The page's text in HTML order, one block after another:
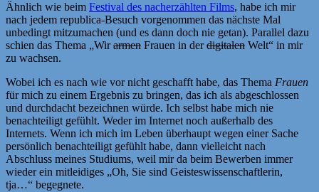
Ähnlich wie beim Festival des nacherzählten Films, habe ich mir
nach jedem republica-Besuch vorgenommen das nächste Mal
unbedingt mitzumachen (und es dann doch nie getan). Parallel dazu
schien das Thema „Wirarmen Frauen in derdigitalen Welt“ in mir
zu wachsen.
Wobei ich es nach wie vor nicht geschafft habe, das Thema Frauen
für mich zu einem Ergebnis zu bringen, das ich als abgeschlossen
und durchdacht bezeichnen würde. Ich selbst habe mich nie
benachteiligt gefühlt. Weder im Internet noch außerhalb des
Internets. Wenn ich mich im Leben überhaupt wegen einer Sache
persönlich benachteiligt gefühlt habe, dann vielleicht nach
Abschluss meines Studiums, weil mir da beim Bewerben immer
wieder ein mitleidiges „Oh, Sie sind Geisteswissenschaftlerin,
tja…“ begegnete.